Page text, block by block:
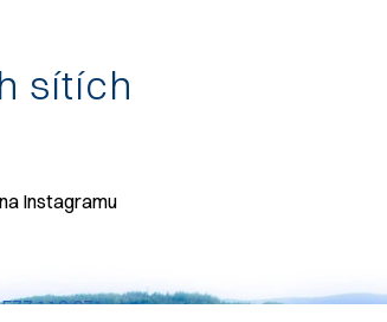
sítích
Instagramu
113 071